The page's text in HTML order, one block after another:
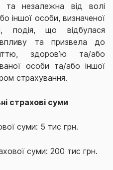
та незалежна від волі
іншої особи, визначеної
подія, що відбулася
впливу та призвела до
здоров’ю та/або
особи та/або іншої
страхування.
страхові суми
суми: 5 тис грн.
суми: 200 тис грн.